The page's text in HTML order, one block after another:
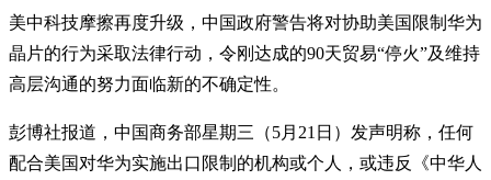
美中科技摩擦再度升级，中国政府警告将对协助美国限制华为
晶片的行为采取法律行动，令刚达成的90天贸易“停火”及维持
高层沟通的努力面临新的不确定性。
彭博社报道，中国商务部星期三（5月21日）发声明称，任何
配合美国对华为实施出口限制的机构或个人，或违反《中华人